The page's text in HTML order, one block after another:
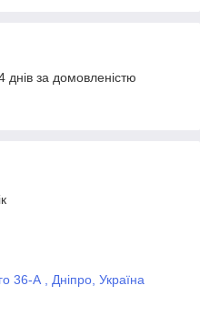
за домовленістю
36-А , Дніпро, Україна